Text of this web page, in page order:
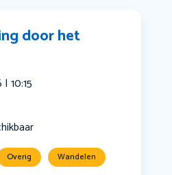
door het
10:15
Overig Wandelen